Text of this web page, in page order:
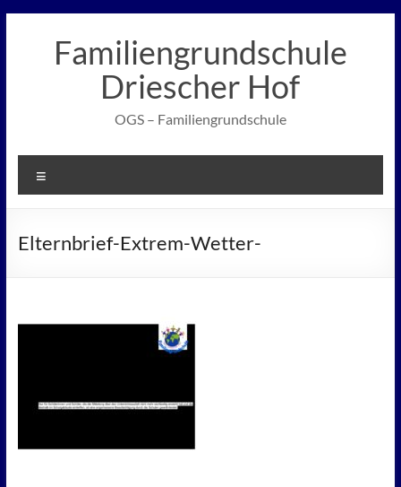
Familiengrundschule
Driescher Hof
OGS – Familiengrundschule
Elternbrief-Extrem-Wetter-